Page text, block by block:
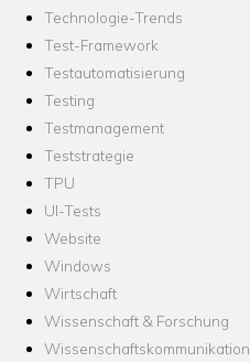
Technologie-Trends
Test-Framework
Testautomatisierung
Testing
Testmanagement
Teststrategie
TPU
UI-Tests
Website
Windows
Wirtschaft
Wissenschaft & Forschung
Wissenschaftskommunikation